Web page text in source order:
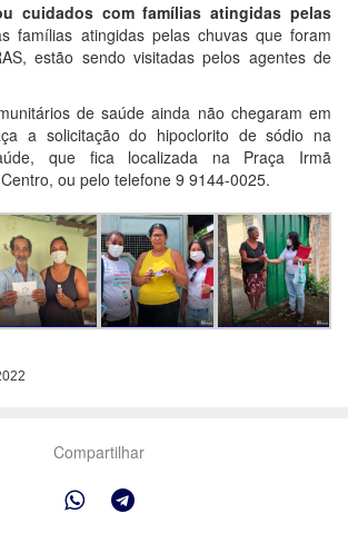
cuidados com famílias atingidas pelas
famílias atingidas pelas chuvas que foram
estão sendo visitadas pelos agentes de
de saúde ainda não chegaram em
a solicitação do hipoclorito de sódio na
que fica localizada na Praça Irmã
ou pelo telefone 9 9144-0025.
Compartilhar